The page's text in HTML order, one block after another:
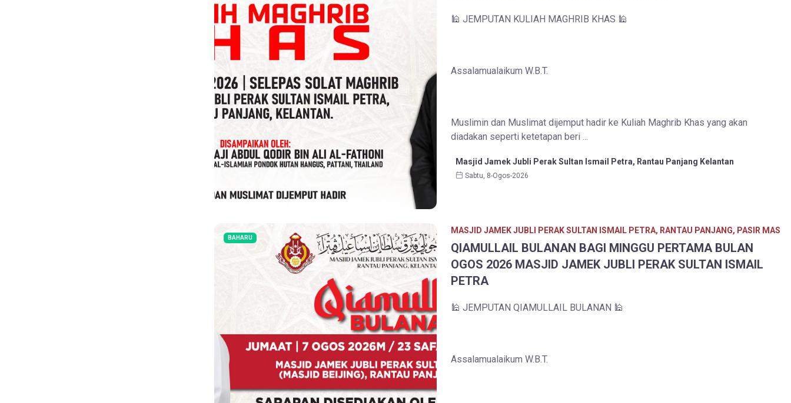
🕌 JEMPUTAN KULIAH MAGHRIB KHAS 🕌
Assalamualaikum W.B.T.
Muslimin dan Muslimat dijemput hadir ke Kuliah Maghrib Khas yang akan
diadakan seperti ketetapan beri ...
Masjid Jamek Jubli Perak Sultan Ismail Petra, Rantau Panjang Kelantan
Sabtu, 8-Ogos-2026
BAHARU
MASJID JAMEK JUBLI PERAK SULTAN ISMAIL PETRA, RANTAU PANJANG, PASIR MAS
QIAMULLAIL BULANAN BAGI MINGGU PERTAMA BULAN
OGOS 2026 MASJID JAMEK JUBLI PERAK SULTAN ISMAIL
PETRA
🕌 JEMPUTAN QIAMULLAIL BULANAN 🕌
Assalamualaikum W.B.T.